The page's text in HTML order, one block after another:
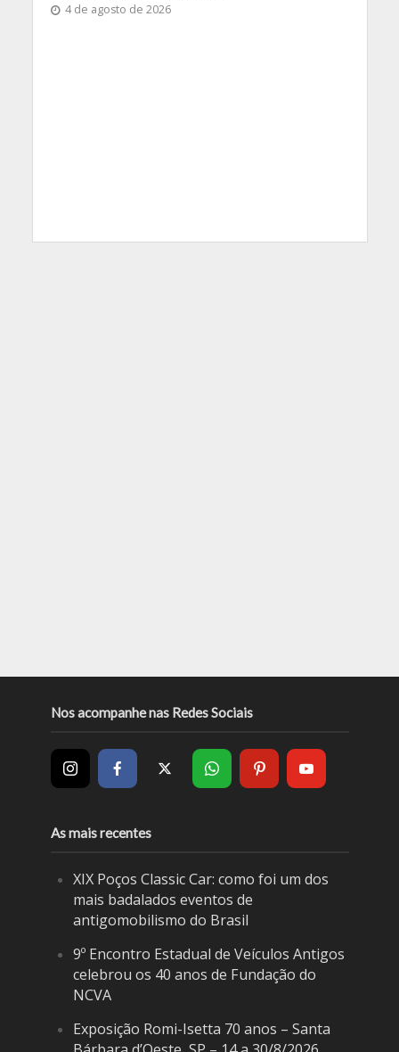
4 de agosto de 2026
Nos acompanhe nas Redes Sociais
As mais recentes
XIX Poços Classic Car: como foi um dos
mais badalados eventos de
antigomobilismo do Brasil
9º Encontro Estadual de Veículos Antigos
celebrou os 40 anos de Fundação do
NCVA
Exposição Romi-Isetta 70 anos – Santa